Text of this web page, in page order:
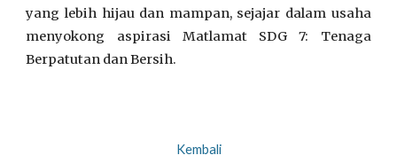
yang lebih hijau dan mampan, sejajar dalam usaha
menyokong aspirasi Matlamat SDG 7: Tenaga
Berpatutan dan Bersih.
Kembali